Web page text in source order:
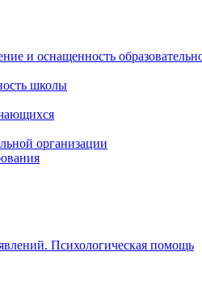
и оснащенность
школы
организации
Психологическая помощь